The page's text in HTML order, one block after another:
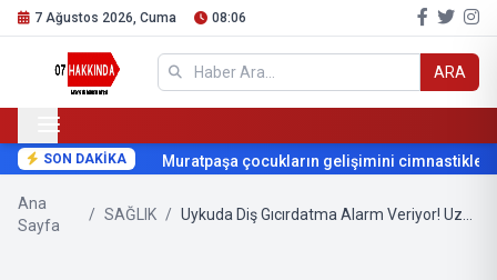
7 Ağustos 2026, Cuma 08:06
ARA
SON DAKİKA Muratpaşa çocukların gelişimini cimnastikle
Ana
Sayfa
/ SAĞLIK /